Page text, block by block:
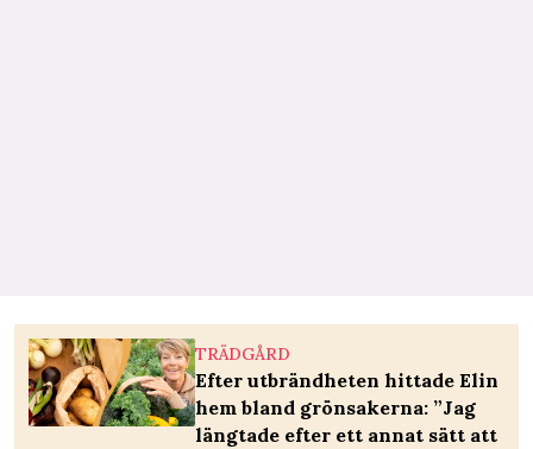
TRÄDGÅRD
Efter utbrändheten hittade Elin
hem bland grönsakerna: ”Jag
längtade efter ett annat sätt att